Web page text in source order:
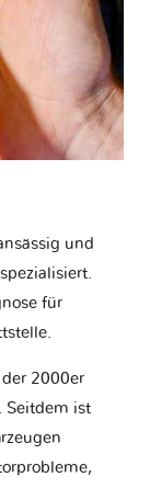
und
für
2000er
Seitdem ist